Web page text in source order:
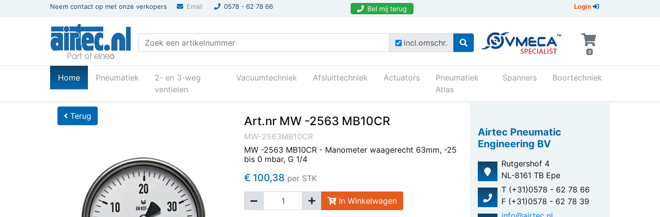
Neem contact op met onze verkopers Email 0578 - 62 78 66 Bel mij terug Login
incl.omschr.
0
Home(current)Pneumatiek
2- en 3-weg
ventielen
Vacuumtechniek Afsluittechniek Actuators
Pneumatiek
Atlas
Spanners Boortechniek
Terug Art.nr MW -2563 MB10CR
MW-2563MB10CR
MW -2563 MB10CR - Manometer waagerecht 63mm, -25
bis 0 mbar, G 1/4
€ 100,38 per STK
In Winkelwagen
Airtec Pneumatic
Engineering BV
Rutgershof 4
NL-8161 TB Epe
T (+31)0578 - 62 78 66
F (+31)0578 - 62 78 39